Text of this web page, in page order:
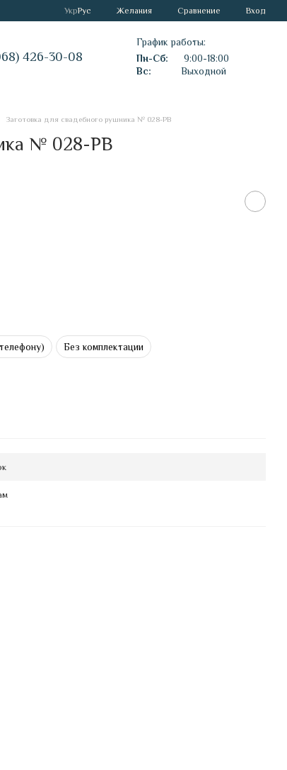
УкрРус Желания Сравнение Вход
426-30-08
График работы:
Пн-Сб:
9:00-18:00
Вс:
Выходной
Заготовка для свадебного рушника № 028-РВ
№ 028-РВ
Без комплектации